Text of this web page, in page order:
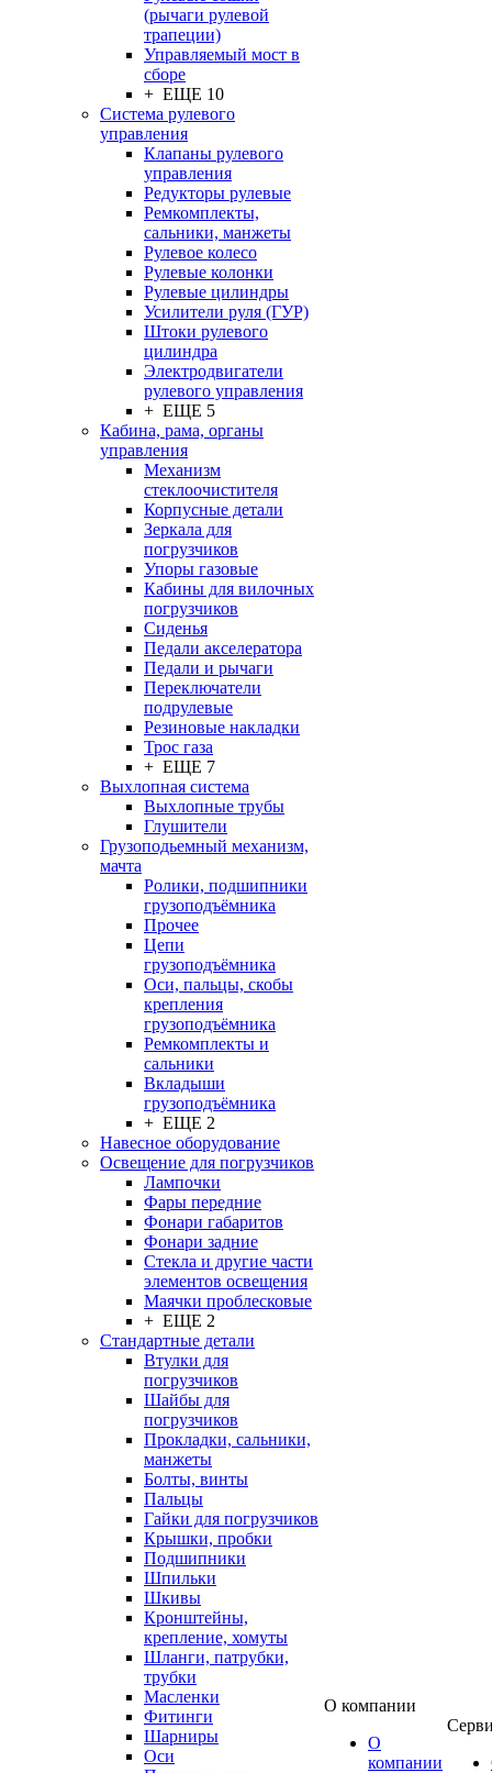
(рычаги рулевой
трапеции)
Управляемый мост в
сборе
+ ЕЩЕ 10
Система рулевого
управления
Клапаны рулевого
управления
Редукторы рулевые
Ремкомплекты,
сальники, манжеты
Рулевое колесо
Рулевые колонки
Рулевые цилиндры
Усилители руля (ГУР)
Штоки рулевого
цилиндра
Электродвигатели
рулевого управления
+ ЕЩЕ 5
Кабина, рама, органы
управления
Механизм
стеклоочистителя
Корпусные детали
Зеркала для
погрузчиков
Упоры газовые
Кабины для вилочных
погрузчиков
Сиденья
Педали акселератора
Педали и рычаги
Переключатели
подрулевые
Резиновые накладки
Трос газа
+ ЕЩЕ 7
Выхлопная система
Выхлопные трубы
Глушители
Грузоподьемный механизм,
мачта
Ролики, подшипники
грузоподъёмника
Прочее
Цепи
грузоподъёмника
Оси, пальцы, скобы
крепления
грузоподъёмника
Ремкомплекты и
сальники
Вкладыши
грузоподъёмника
+ ЕЩЕ 2
Навесное оборудование
Освещение для погрузчиков
Лампочки
Фары передние
Фонари габаритов
Фонари задние
Стекла и другие части
элементов освещения
Маячки проблесковые
+ ЕЩЕ 2
Стандартные детали
Втулки для
погрузчиков
Шайбы для
погрузчиков
Прокладки, сальники,
манжеты
Болты, винты
Пальцы
Гайки для погрузчиков
Крышки, пробки
Подшипники
Шпильки
Шкивы
Кронштейны,
крепление, хомуты
Шланги, патрубки,
трубки
Масленки
Фитинги
Шарниры
Оси
О компании
О
компании